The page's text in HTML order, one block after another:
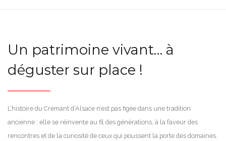
Un patrimoine vivant… à
déguster sur place !
L’histoire du Crémant d’Alsace n’est pas figée dans une tradition
ancienne : elle se réinvente au fil des générations, à la faveur des
rencontres et de la curiosité de ceux qui poussent la porte des domaines.